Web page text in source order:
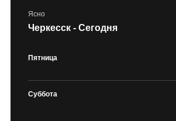
Ясно
Черкесск - Сегодня
Пятница
Суббота